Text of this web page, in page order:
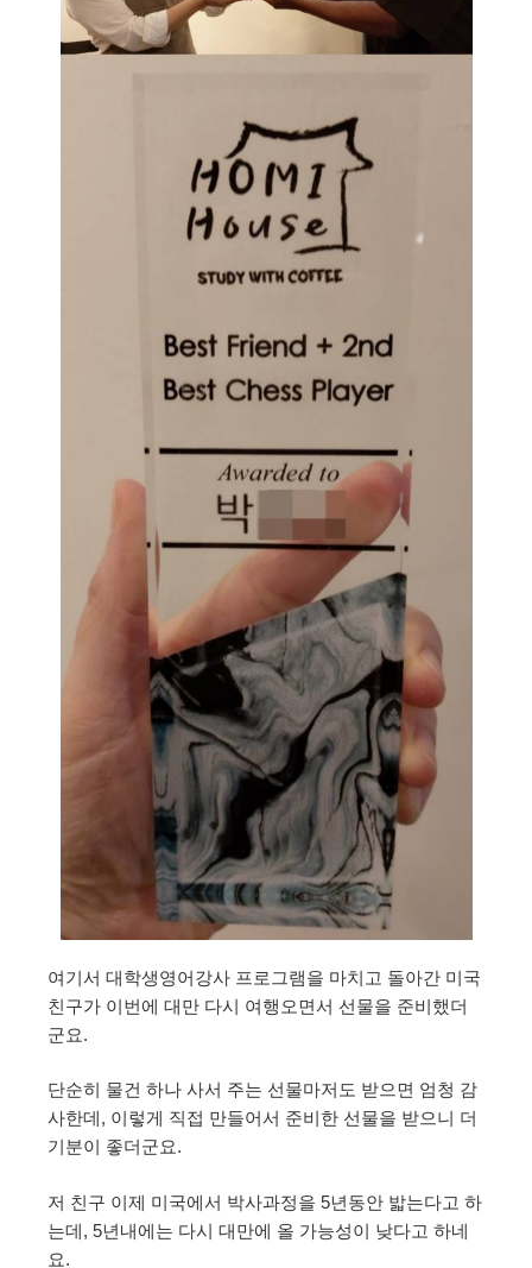
여기서 대학생영어강사 프로그램을 마치고 돌아간 미국
친구가 이번에 대만 다시 여행오면서 선물을 준비했더
군요.
단순히 물건 하나 사서 주는 선물마저도 받으면 엄청 감
사한데, 이렇게 직접 만들어서 준비한 선물을 받으니 더
기분이 좋더군요.
저 친구 이제 미국에서 박사과정을 5년동안 밟는다고 하
는데, 5년내에는 다시 대만에 올 가능성이 낮다고 하네
요.